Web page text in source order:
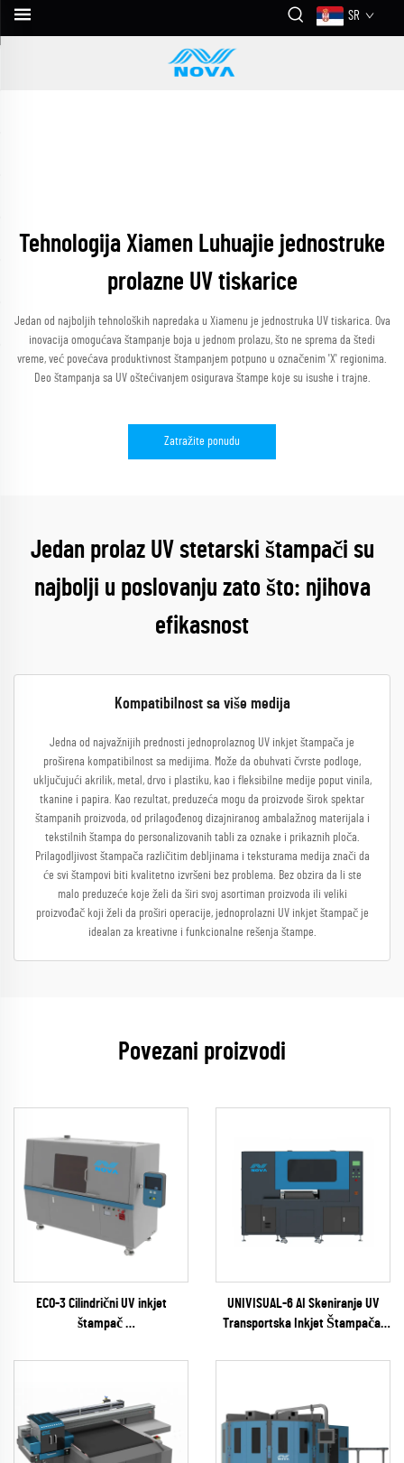
SR
Tehnologija Xiamen Luhuajie jednostruke
prolazne UV tiskarice
Jedan od najboljih tehnoloških napredaka u Xiamenu je jednostruka UV tiskarica. Ova
inovacija omogućava štampanje boja u jednom prolazu, što ne sprema da štedi
vreme, već povećava produktivnost štampanjem potpuno u označenim 'X' regionima.
Deo štampanja sa UV oštećivanjem osigurava štampe koje su isushe i trajne.
Zatražite ponudu
Jedan prolaz UV stetarski štampači su
najbolji u poslovanju zato što: njihova
efikasnost
Kompatibilnost sa više medija
Jedna od najvažnijih prednosti jednoprolaznog UV inkjet štampača je
proširena kompatibilnost sa medijima. Može da obuhvati čvrste podloge,
uključujući akrilik, metal, drvo i plastiku, kao i fleksibilne medije poput vinila,
tkanine i papira. Kao rezultat, preduzeća mogu da proizvode širok spektar
štampanih proizvoda, od prilagođenog dizajniranog ambalažnog materijala i
tekstilnih štampa do personalizovanih tabli za oznake i prikaznih ploča.
Prilagodljivost štampača različitim debljinama i teksturama medija znači da
će svi štampovi biti kvalitetno izvršeni bez problema. Bez obzira da li ste
malo preduzeće koje želi da širi svoj asortiman proizvoda ili veliki
proizvođač koji želi da proširi operacije, jednoprolazni UV inkjet štampač je
idealan za kreativne i funkcionalne rešenja štampe.
Povezani proizvodi
ECO-3 Cilindrični UV inkjet
štampač
UNIVISUAL-6 AI Skeniranje UV
Transportska Inkjet Štampača